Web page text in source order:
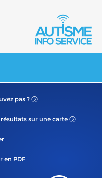
pas ?
sur une carte
en PDF